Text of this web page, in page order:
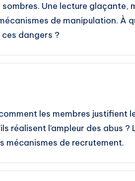
Une lecture glaçante,
de manipulation. À
dangers ?
les membres justifient
réalisent l’ampleur des abus ?
mécanismes de recrutement.